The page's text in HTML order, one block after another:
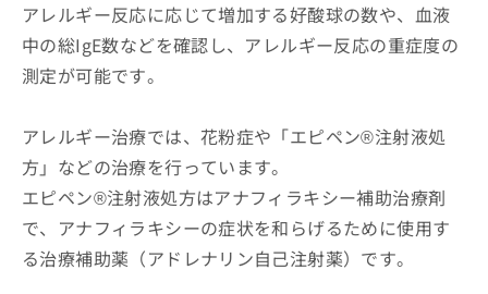
アレルギー反応に応じて増加する好酸球の数や、血液
中の総IgE数などを確認し、アレルギー反応の重症度の
測定が可能です。
アレルギー治療では、花粉症や「エピペン®注射液処
方」などの治療を行っています。
エピペン®注射液処方はアナフィラキシー補助治療剤
で、アナフィラキシーの症状を和らげるために使用す
る治療補助薬（アドレナリン自己注射薬）です。